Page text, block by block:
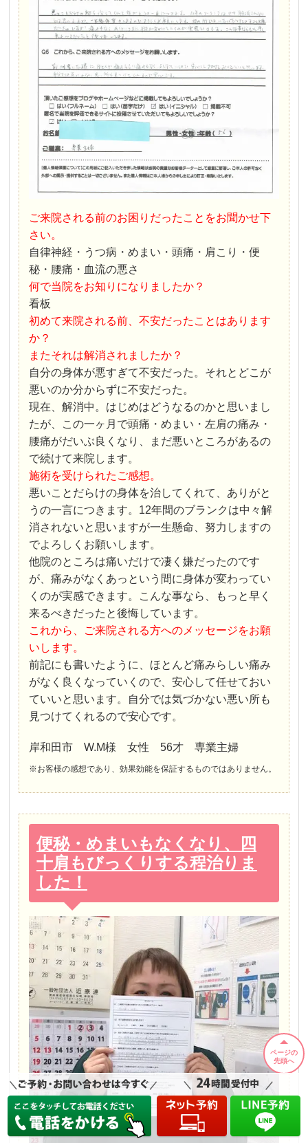
ご来院される前のお困りだったことをお聞かせ下
さい。
自律神経・うつ病・めまい・頭痛・肩こり・便
秘・腰痛・血流の悪さ
何で当院をお知りになりましたか？
看板
初めて来院される前、不安だったことはあります
か？
またそれは解消されましたか？
自分の身体が悪すぎて不安だった。それとどこが
悪いのか分からずに不安だった。
現在、解消中。はじめはどうなるのかと思いまし
たが、この一ヶ月で頭痛・めまい・左肩の痛み・
腰痛がだいぶ良くなり、まだ悪いところがあるの
で続けて来院します。
施術を受けられたご感想。
悪いことだらけの身体を治してくれて、ありがと
うの一言につきます。12年間のブランクは中々解
消されないと思いますが一生懸命、努力しますの
でよろしくお願いします。
他院のところは痛いだけで凄く嫌だったのです
が、痛みがなくあっという間に身体が変わってい
くのが実感できます。こんな事なら、もっと早く
来るべきだったと後悔しています。
これから、ご来院される方へのメッセージをお願
いします。
前記にも書いたように、ほとんど痛みらしい痛み
がなく良くなっていくので、安心して任せておい
ていいと思います。自分では気づかない悪い所も
見つけてくれるので安心です。
岸和田市 W.M様 女性 56才 専業主婦
※お客様の感想であり、効果効能を保証するものではありません。
便秘・めまいもなくなり、四
十肩もびっくりする程治りま
した！
ページの
先頭へ